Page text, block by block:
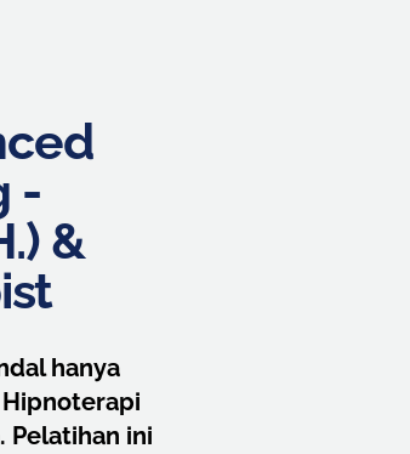
-
&
hanya
Pelatihan ini